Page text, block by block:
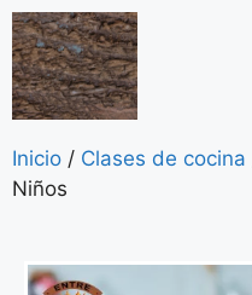
Inicio / Clases de cocina
Niños